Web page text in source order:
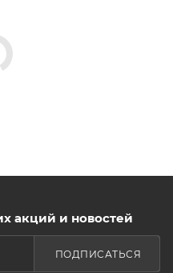
акций и новостей
ПОДПИСАТЬСЯ